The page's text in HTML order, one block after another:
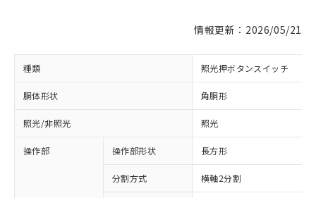
情報更新：2026/05/21
種類 照光押ボタンスイッチ
胴体形状 角胴形
照光/非照光 照光
操作部 操作部形状 長方形
分割方式 横軸2分割